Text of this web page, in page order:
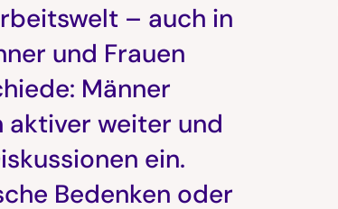
– auch in
und Frauen
Männer
aktiver weiter und
ein.
Bedenken oder